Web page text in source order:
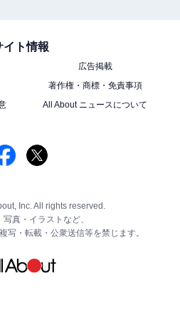
イト情報
広告掲載
著作権・商標・免責事項
All About ニュースについて
Inc. All rights reserved.
真・イラストなど、
写・転載・公衆送信等を禁じます。